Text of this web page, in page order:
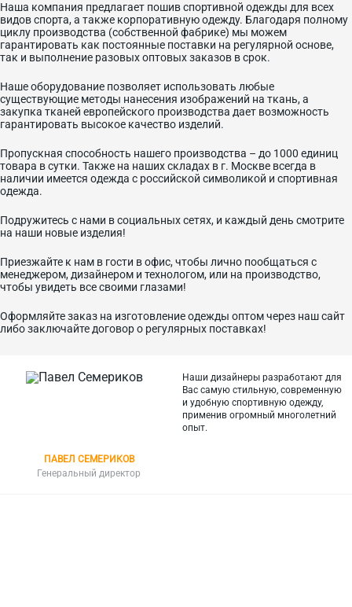
Наша компания предлагает пошив спортивной одежды для всех
видов спорта, а также корпоративную одежду. Благодаря полному
циклу производства (собственной фабрике) мы можем
гарантировать как постоянные поставки на регулярной основе,
так и выполнение разовых оптовых заказов в срок.
Наше оборудование позволяет использовать любые
существующие методы нанесения изображений на ткань, а
закупка тканей европейского производства дает возможность
гарантировать высокое качество изделий.
Пропускная способность нашего производства – до 1000 единиц
товара в сутки. Также на наших складах в г. Москве всегда в
наличии имеется одежда с российской символикой и спортивная
одежда.
Подружитесь с нами в социальных сетях, и каждый день смотрите
на наши новые изделия!
Приезжайте к нам в гости в офис, чтобы лично пообщаться с
менеджером, дизайнером и технологом, или на производство,
чтобы увидеть все своими глазами!
Оформляйте заказ на изготовление одежды оптом через наш сайт
либо заключайте договор о регулярных поставках!
ПАВЕЛ СЕМЕРИКОВ
Генеральный директор
Наши дизайнеры разработают для
Вас самую стильную, современную
и удобную спортивную одежду,
применив огромный многолетний
опыт.